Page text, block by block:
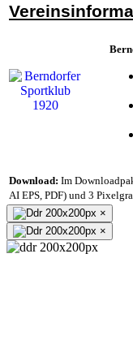
Download: Im
AI EPS, PDF) und 3
×
×